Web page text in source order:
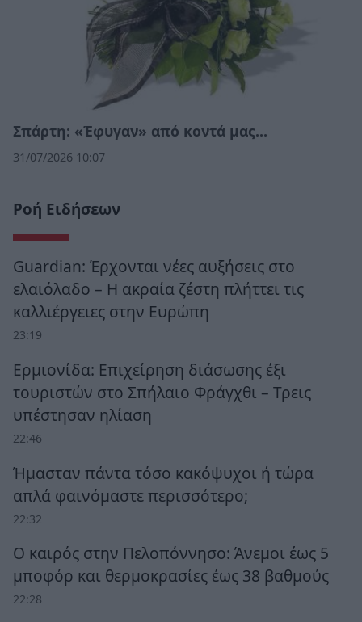
Σπάρτη: «Έφυγαν» από κοντά μας…
31/07/2026 10:07
Ροή Ειδήσεων
Guardian: Έρχονται νέες αυξήσεις στο
ελαιόλαδο – Η ακραία ζέστη πλήττει τις
καλλιέργειες στην Ευρώπη
23:19
Ερμιονίδα: Επιχείρηση διάσωσης έξι
τουριστών στο Σπήλαιο Φράγχθι – Τρεις
υπέστησαν ηλίαση
22:46
Ήμασταν πάντα τόσο κακόψυχοι ή τώρα
απλά φαινόμαστε περισσότερο;
22:32
Ο καιρός στην Πελοπόννησο: Άνεμοι έως 5
μποφόρ και θερμοκρασίες έως 38 βαθμούς
22:28